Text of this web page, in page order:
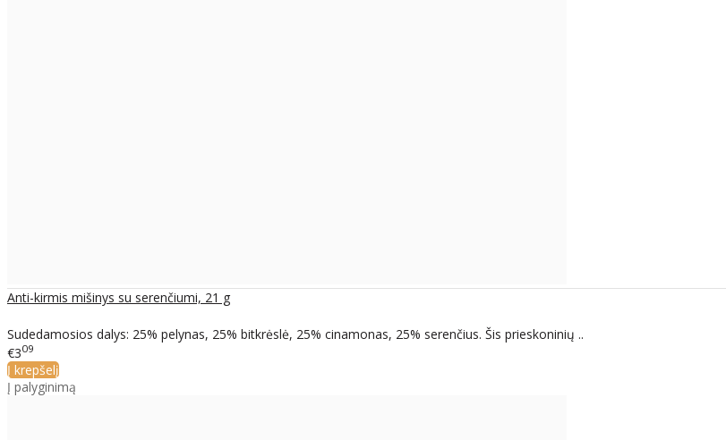
Anti-kirmis mišinys su serenčiumi, 21 g
Sudedamosios dalys: 25% pelynas, 25% bitkrėslė, 25% cinamonas, 25% serenčius. Šis prieskoninių ..
€309
Į krepšelį
Į palyginimą